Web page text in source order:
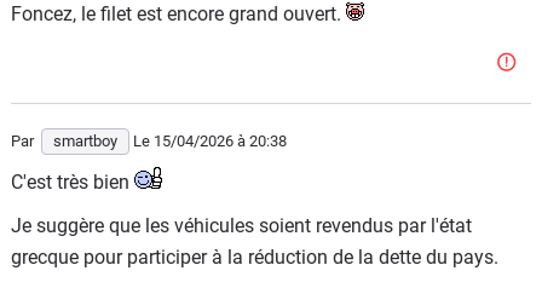
Foncez, le filet est encore grand ouvert.
Par smartboy Le 15/04/2026 à 20:38
C'est très bien
Je suggère que les véhicules soient revendus par l'état
grecque pour participer à la réduction de la dette du pays.